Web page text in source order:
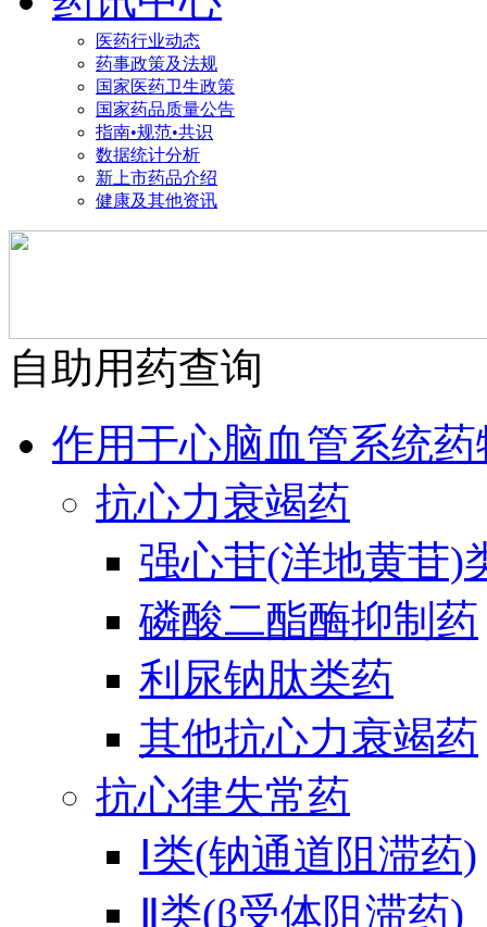
医药行业动态
药事政策及法规
国家医药卫生政策
国家药品质量公告
指南•规范•共识
数据统计分析
新上市药品介绍
健康及其他资讯
自助用药查询
作用于心脑血管系统药
抗心力衰竭药
强心苷(洋地黄苷)
磷酸二酯酶抑制药
利尿钠肽类药
其他抗心力衰竭药
抗心律失常药
Ⅰ类(钠通道阻滞药)
Ⅱ类(β受体阻滞药)